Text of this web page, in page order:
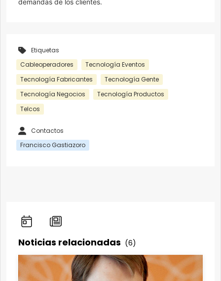
demandas de los clientes.
Etiquetas
Cableoperadores
Tecnología Eventos
Tecnología Fabricantes
Tecnología Gente
Tecnología Negocios
Tecnología Productos
Telcos
Contactos
Francisco Gastiazoro
Noticias relacionadas (6)